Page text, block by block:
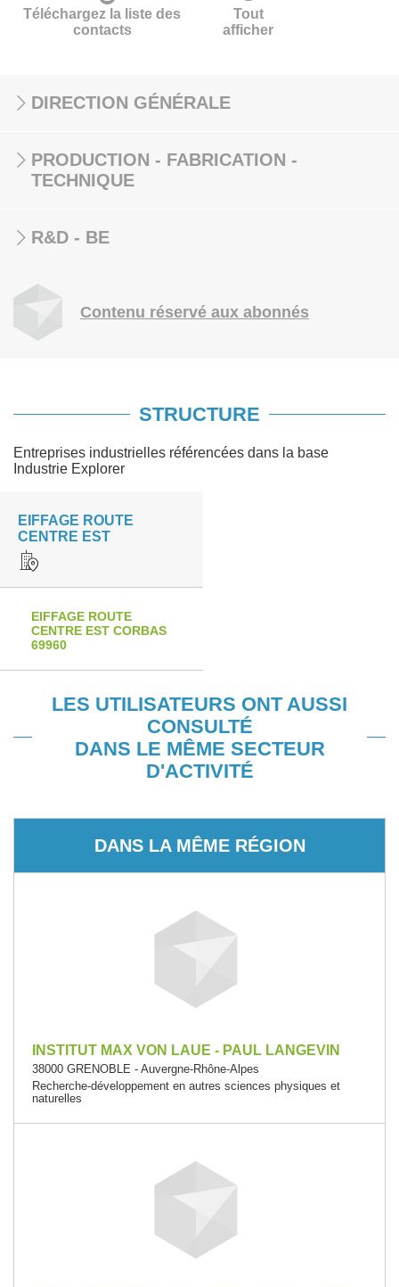
Téléchargez la liste des
contacts
Tout
afficher
DIRECTION GÉNÉRALE
PRODUCTION - FABRICATION -
TECHNIQUE
R&D - BE
Contenu réservé aux abonnés
STRUCTURE
Entreprises industrielles référencées dans la base
Industrie Explorer
EIFFAGE ROUTE
CENTRE EST
EIFFAGE ROUTE
CENTRE EST CORBAS
69960
LES UTILISATEURS ONT AUSSI
CONSULTÉ
DANS LE MÊME SECTEUR
D'ACTIVITÉ
DANS LA MÊME RÉGION
INSTITUT MAX VON LAUE - PAUL LANGEVIN
38000 GRENOBLE - Auvergne-Rhône-Alpes
Recherche-développement en autres sciences physiques et
naturelles